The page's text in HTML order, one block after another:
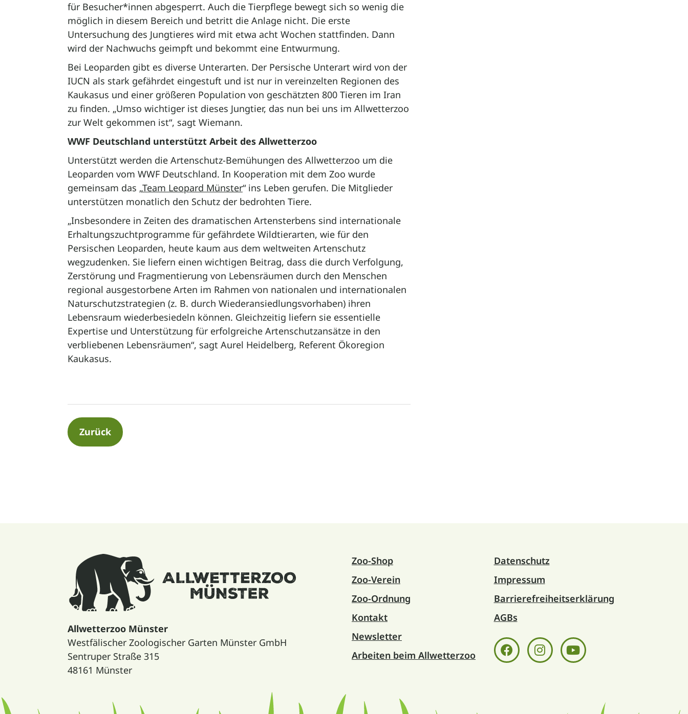
für Besucher*innen abgesperrt. Auch die Tierpflege bewegt sich so wenig die
möglich in diesem Bereich und betritt die Anlage nicht. Die erste
Untersuchung des Jungtieres wird mit etwa acht Wochen stattfinden. Dann
wird der Nachwuchs geimpft und bekommt eine Entwurmung.
Bei Leoparden gibt es diverse Unterarten. Der Persische Unterart wird von der
IUCN als stark gefährdet eingestuft und ist nur in vereinzelten Regionen des
Kaukasus und einer größeren Population von geschätzten 800 Tieren im Iran
zu finden. „Umso wichtiger ist dieses Jungtier, das nun bei uns im Allwetterzoo
zur Welt gekommen ist“, sagt Wiemann.
WWF Deutschland unterstützt Arbeit des Allwetterzoo
Unterstützt werden die Artenschutz-Bemühungen des Allwetterzoo um die
Leoparden vom WWF Deutschland. In Kooperation mit dem Zoo wurde
gemeinsam das „Team Leopard Münster“ ins Leben gerufen. Die Mitglieder
unterstützen monatlich den Schutz der bedrohten Tiere.
„Insbesondere in Zeiten des dramatischen Artensterbens sind internationale
Erhaltungszuchtprogramme für gefährdete Wildtierarten, wie für den
Persischen Leoparden, heute kaum aus dem weltweiten Artenschutz
wegzudenken. Sie liefern einen wichtigen Beitrag, dass die durch Verfolgung,
Zerstörung und Fragmentierung von Lebensräumen durch den Menschen
regional ausgestorbene Arten im Rahmen von nationalen und internationalen
Naturschutzstrategien (z. B. durch Wiederansiedlungsvorhaben) ihren
Lebensraum wiederbesiedeln können. Gleichzeitig liefern sie essentielle
Expertise und Unterstützung für erfolgreiche Artenschutzansätze in den
verbliebenen Lebensräumen“, sagt Aurel Heidelberg, Referent Ökoregion
Kaukasus.
Zurück
Allwetterzoo Münster
Westfälischer Zoologischer Garten Münster GmbH
Sentruper Straße 315
48161 Münster
Zoo-Shop
Zoo-Verein
Zoo-Ordnung
Kontakt
Newsletter
Arbeiten beim Allwetterzoo
Datenschutz
Impressum
Barrierefreiheitserklärung
AGBs